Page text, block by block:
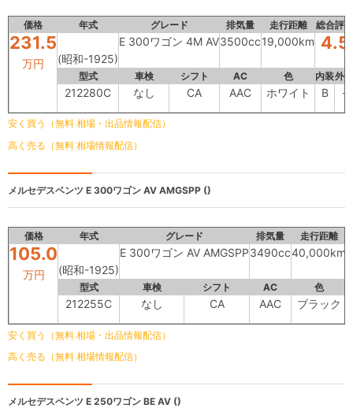
価格 年式 グレード 排気量 走行距離 総合評価
231.5
万円 (昭和-1925)
E 300ワゴン 4M AV3500cc19,000km 4.5
型式 車検 シフト AC 色 内装外装
212280C なし CA AAC ホワイト B -
安く買う（無料 相場・出品情報配信）
高く売る（無料 相場情報配信）
メルセデスベンツ E 300ワゴン AV AMGSPP ()
価格 年式 グレード 排気量 走行距離
105.0
万円 (昭和-1925)
E 300ワゴン AV AMGSPP3490cc40,000km
型式 車検 シフト AC 色
212255C なし CA AAC ブラック
安く買う（無料 相場・出品情報配信）
高く売る（無料 相場情報配信）
メルセデスベンツ E 250ワゴン BE AV ()